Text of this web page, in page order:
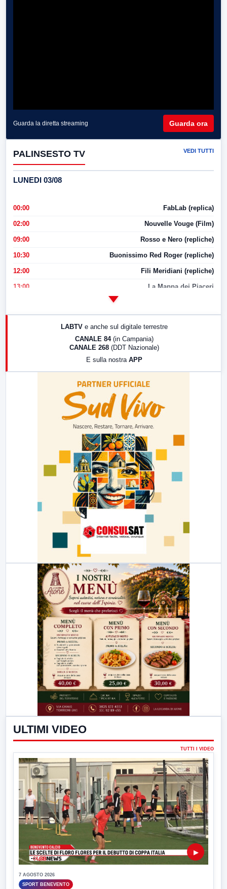
Guarda la diretta streaming Guarda ora
PALINSESTO TV VEDI TUTTI
LUNEDI 03/08
00:00 FabLab (replica)
02:00 Nouvelle Vouge (Film)
09:00 Rosso e Nero (repliche)
10:30 Buonissimo Red Roger (repliche)
12:00 Fili Meridiani (repliche)
13:00 La Mappa dei Piaceri
LABTV e anche sul digitale terrestre
CANALE 84 (in Campania)
CANALE 268 (DDT Nazionale)
E sulla nostra APP
ULTIMI VIDEO
TUTTI I VIDEO
▶
7 AGOSTO 2026
SPORT BENEVENTO